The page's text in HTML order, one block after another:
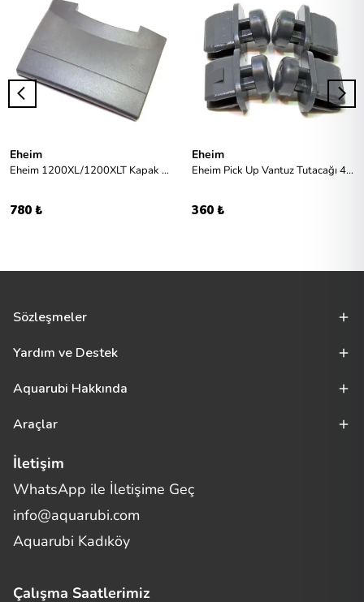
Eheim
Eheim 1200XL/1200XLT Kapak Klipsi 1 Adet
780 ₺
Eheim
Eheim Pick Up Vantuz Tutacağı 4pcs
360 ₺
Sözleşmeler
Yardım ve Destek
Aquarubi Hakkında
Araçlar
İletişim
WhatsApp ile İletişime Geç
info@aquarubi.com
Aquarubi Kadıköy
Çalışma Saatlerimiz
Merhaba! Size nasıl yardımcı
olabilirim?